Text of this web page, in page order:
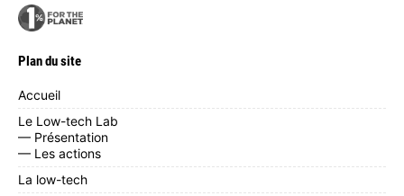
Plan du site
Accueil
Le Low-tech Lab
— Présentation
— Les actions
La low-tech